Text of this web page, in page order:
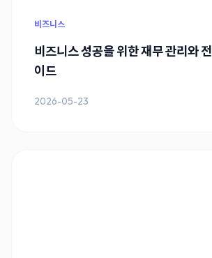
비즈니스
비즈니스 성공을 위한 재무 관리와
이드
2026-05-23